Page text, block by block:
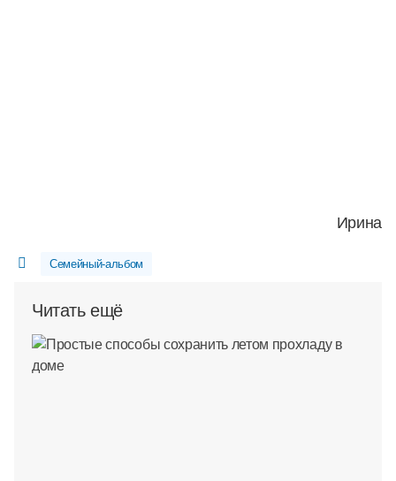
Ирина
Семейный-альбом
Читать ещё